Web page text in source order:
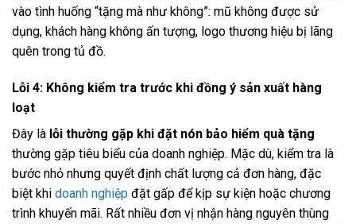
vào tình huống “tặng mà như không”: mũ không được sử
dụng, khách hàng không ấn tượng, logo thương hiệu bị lãng
quên trong tủ đồ.
Lỗi 4: Không kiểm tra trước khi đồng ý sản xuất hàng
loạt
Đây là lỗi thường gặp khi đặt nón bảo hiểm quà tặng
thường gặp tiêu biểu của doanh nghiệp. Mặc dù, kiểm tra là
bước nhỏ nhưng quyết định chất lượng cả đơn hàng, đặc
biệt khi doanh nghiệp đặt gấp để kịp sự kiện hoặc chương
trình khuyến mãi. Rất nhiều đơn vị nhận hàng nguyên thùng